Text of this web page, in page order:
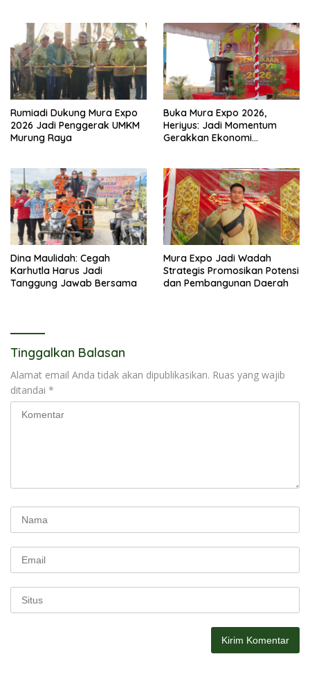
Rumiadi Dukung Mura Expo
2026 Jadi Penggerak UMKM
Murung Raya
Buka Mura Expo 2026,
Heriyus: Jadi Momentum
Gerakkan Ekonomi
Dina Maulidah: Cegah
Karhutla Harus Jadi
Tanggung Jawab Bersama
Mura Expo Jadi Wadah
Strategis Promosikan Potensi
dan Pembangunan Daerah
Tinggalkan Balasan
Alamat email Anda tidak akan dipublikasikan. Ruas yang wajib
ditandai *